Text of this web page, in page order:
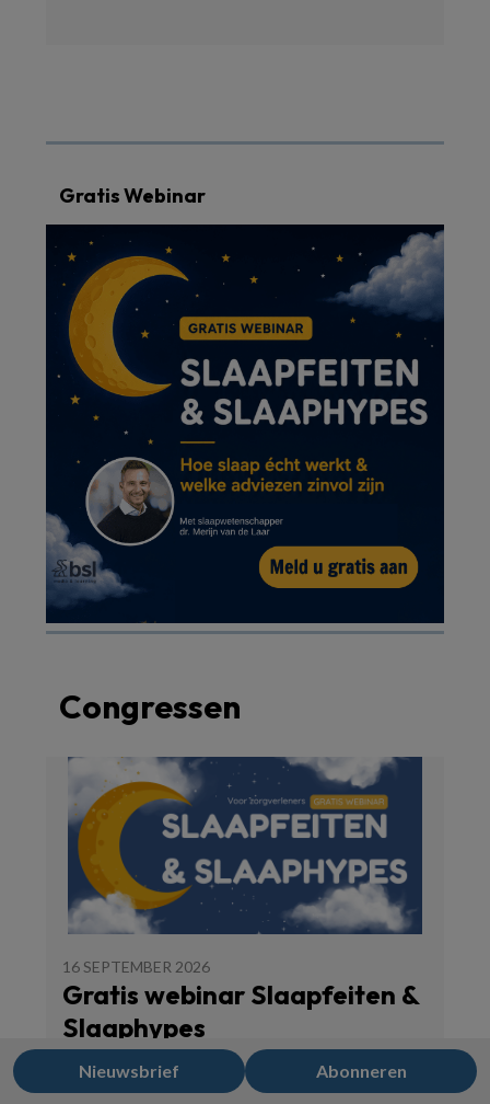
Gratis Webinar
Congressen
16 SEPTEMBER 2026
Gratis webinar Slaapfeiten &
Slaaphypes
Nieuwsbrief Abonneren